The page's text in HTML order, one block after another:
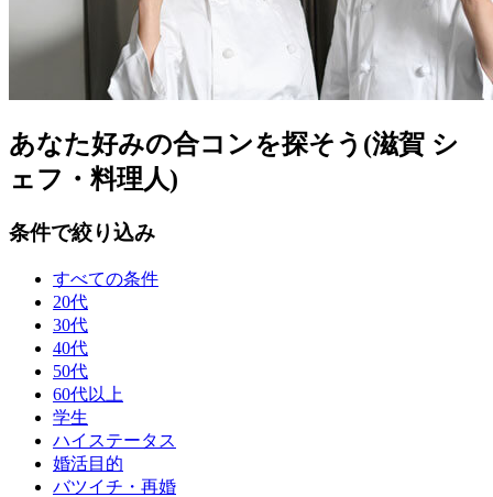
あなた好みの合コンを探そう(滋賀 シ
ェフ・料理人)
条件で絞り込み
すべての条件
20代
30代
40代
50代
60代以上
学生
ハイステータス
婚活目的
バツイチ・再婚